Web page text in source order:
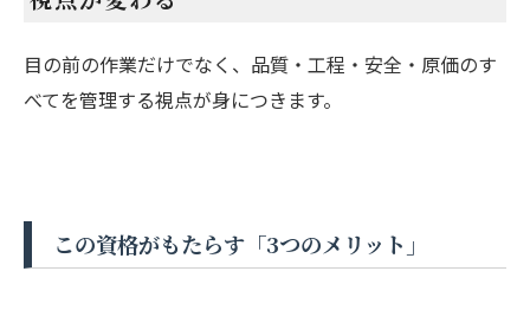
目の前の作業だけでなく、品質・工程・安全・原価のす
べてを管理する視点が身につきます。
この資格がもたらす「3つのメリット」